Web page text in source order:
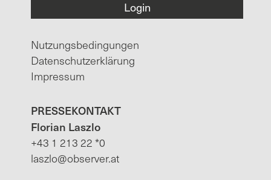
Nutzungsbedingungen
Datenschutzerklärung
Impressum
PRESSEKONTAKT
Florian Laszlo
+43 1 213 22 *0
laszlo@observer.at